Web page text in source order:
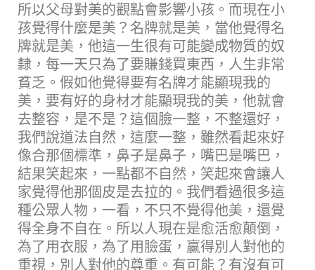
所以父母對美的觀點會影響小孩。而現在小
孩覺得什麼是美？名牌就是美，當他覺得名
牌就是美，他這一生很有可能變成物質的奴
隸，每一天只為了要賺錢買東西，人生非常
貧乏。假如他覺得要有名牌才能顯現我的
美，要有好的身材才能顯現我的美，他就會
去整容，是不是？這個臉一整，不整還好，
我們說道法自然，這麼一整，雖然看起來好
像合那個標準，鼻子是鼻子，嘴巴是嘴巴，
結果笑起來，一點都不自然，笑起來會讓人
家覺得他那個皮是去拉的。我們看過很多這
種公眾人物，一看，不只不覺得他美，還覺
得全身不自在。所以人現在是愈活愈顛倒，
為了用衣服，為了用臉蛋，贏得別人對他的
重視，別人對他的尊重。有可能？有沒有可